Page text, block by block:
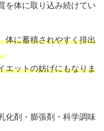
を体に取り込み続けてい
体に蓄積されやすく排出
エットの妨げにもなりま
化剤・膨張剤・科学調味